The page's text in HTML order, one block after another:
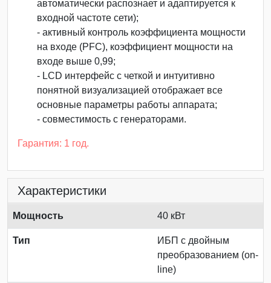
автоматически распознает и адаптируется к
входной частоте сети);
- активный контроль коэффициента мощности
на входе (PFC), коэффициент мощности на
входе выше 0,99;
- LCD интерфейс с четкой и интуитивно
понятной визуализацией отображает все
основные параметры работы аппарата;
- совместимость с генераторами.
Гарантия: 1 год.
Характеристики
Мощность 40 кВт
Тип
ИБП с двойным
преобразованием (on-
line)